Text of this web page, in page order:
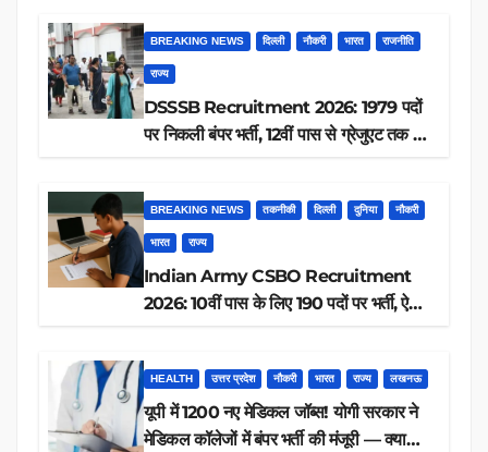
BREAKING NEWS दिल्ली नौकरी भारत राजनीति
राज्य
DSSSB Recruitment 2026: 1979 पदों
पर निकली बंपर भर्ती, 12वीं पास से ग्रेजुएट तक करें
BREAKING NEWS तकनीकी दिल्ली दुनिया नौकरी
भारत राज्य
Indian Army CSBO Recruitment
2026: 10वीं पास के लिए 190 पदों पर भर्ती, ऐसे
HEALTH उत्तर प्रदेश नौकरी भारत राज्य लखनऊ
यूपी में 1200 नए मेडिकल जॉब्स! योगी सरकार ने
मेडिकल कॉलेजों में बंपर भर्ती की मंजूरी — क्या